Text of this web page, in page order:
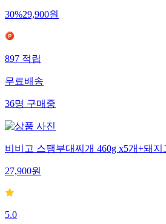
30%29,900원
897적립
무료배송
36명구매중
비비고 스팸부대찌개 460g x5개+돼
27,900원
5.0